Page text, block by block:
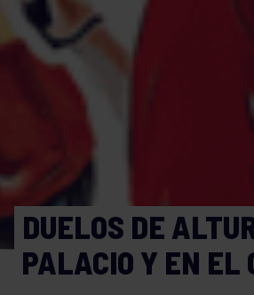
DUELOS DE
PALACIO Y EN EL